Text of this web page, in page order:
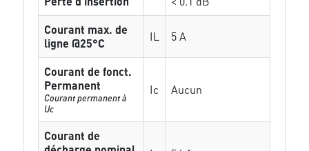
Courant max. de
ligne @25°C
IL 5 A
Courant de fonct.
Permanent
Courant permanent à
Uc
Ic Aucun
Courant de